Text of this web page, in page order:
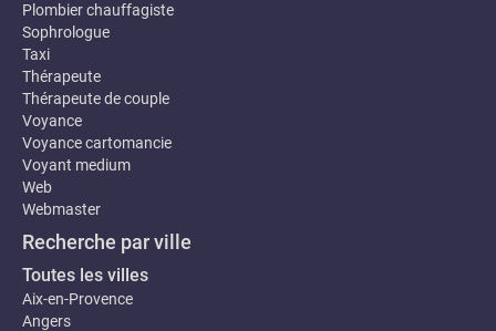
Plombier chauffagiste
Sophrologue
Taxi
Thérapeute
Thérapeute de couple
Voyance
Voyance cartomancie
Voyant medium
Web
Webmaster
Recherche par ville
Toutes les villes
Aix-en-Provence
Angers